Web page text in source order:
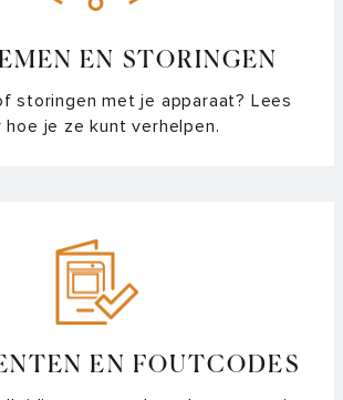
EN STORINGEN
storingen met je apparaat? Lees
hoe je ze kunt verhelpen.
EN FOUTCODES